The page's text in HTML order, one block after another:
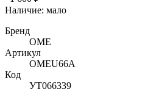
Наличие: мало
Бренд
OME
Артикул
OMEU66A
Код
УТ066339